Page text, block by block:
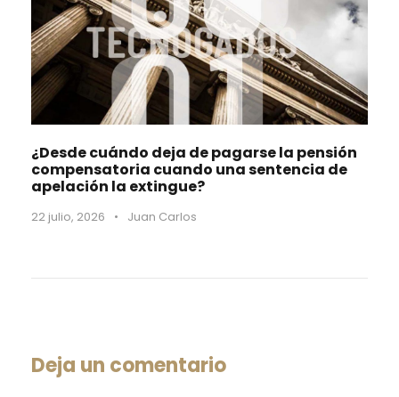
¿Desde cuándo deja de pagarse la pensión
compensatoria cuando una sentencia de
apelación la extingue?
22 julio, 2026 • Juan Carlos
Deja un comentario